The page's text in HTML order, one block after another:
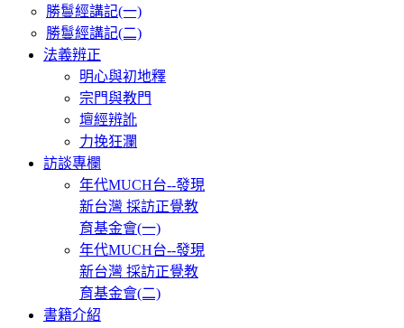
勝鬘經講記(一)
勝鬘經講記(二)
法義辨正
明心與初地釋
宗門與教門
壇經辨訛
力挽狂瀾
訪談專欄
年代MUCH台--發現
新台灣 採訪正覺教
育基金會(一)
年代MUCH台--發現
新台灣 採訪正覺教
育基金會(二)
書籍介紹